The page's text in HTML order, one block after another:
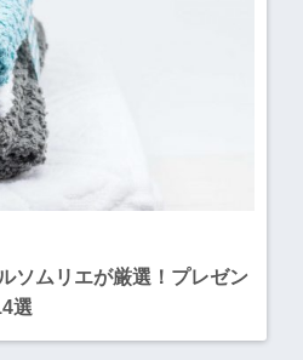
ソムリエが厳選！プレゼン
選